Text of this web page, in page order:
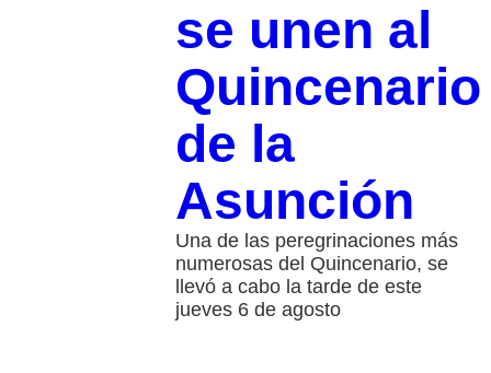
se unen al
Quincenario
de la
Asunción
Una de las peregrinaciones más
numerosas del Quincenario, se
llevó a cabo la tarde de este
jueves 6 de agosto